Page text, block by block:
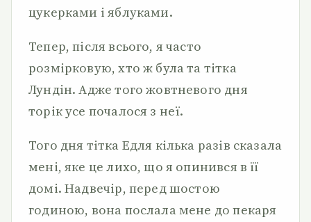
цукерками і яблуками.
Тепер, після всього, я часто
розмірковую, хто ж була та тітка
Лундін. Адже того жовтневого дня
торік усе почалося з неї.
Того дня тітка Едля кілька разів сказала
мені, яке це лихо, що я опинився в її
домі. Надвечір, перед шостою
годиною, вона послала мене до пекаря